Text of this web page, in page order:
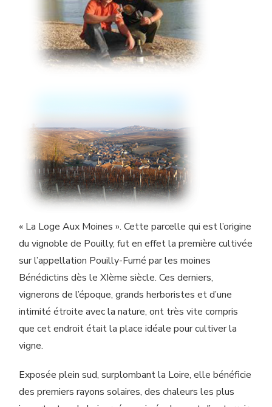
« La Loge Aux Moines ». Cette parcelle qui est l’origine
du vignoble de Pouilly, fut en effet la première cultivée
sur l’appellation Pouilly-Fumé par les moines
Bénédictins dès le XIème siècle. Ces derniers,
vignerons de l’époque, grands herboristes et d’une
intimité étroite avec la nature, ont très vite compris
que cet endroit était la place idéale pour cultiver la
vigne.
Exposée plein sud, surplombant la Loire, elle bénéficie
des premiers rayons solaires, des chaleurs les plus